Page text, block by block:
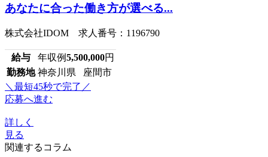
あなたに合った働き方が選べる...
株式会社IDOM 求人番号：1196790
給与 年収例5,500,000円
勤務地 神奈川県 座間市
＼最短45秒で完了／
応募へ進む
詳しく
見る
関連するコラム